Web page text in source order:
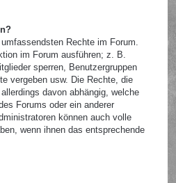
Rechte im Forum.
im Forum ausführen; z. B.
sperren, Benutzergruppen
vergeben usw. Die Rechte, die
davon abhängig, welche
Forums oder ein anderer
können auch volle
wenn ihnen das entsprechende